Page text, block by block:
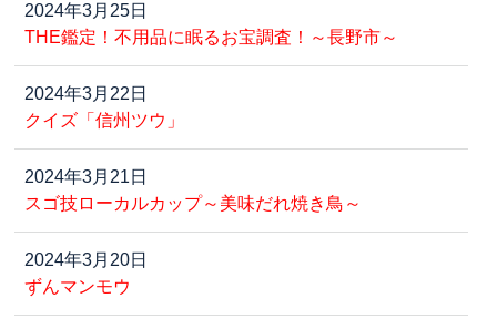
2024年3月25日
THE鑑定！不用品に眠るお宝調査！～長野市～
2024年3月22日
クイズ「信州ツウ」
2024年3月21日
スゴ技ローカルカップ～美味だれ焼き鳥～
2024年3月20日
ずんマンモウ